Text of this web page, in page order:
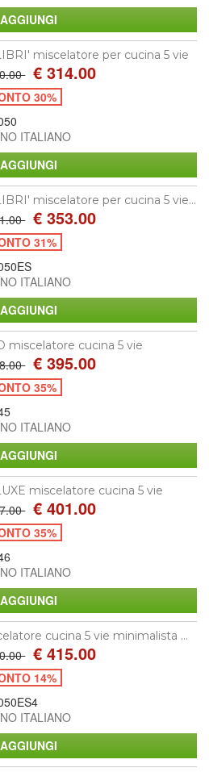
miscelatore per cucina 5 vie
€ 314.00
30%
ITALIANO
miscelatore per cucina 5 vie...
€ 353.00
31%
ITALIANO
miscelatore cucina 5 vie
€ 395.00
35%
ITALIANO
miscelatore cucina 5 vie
€ 401.00
35%
ITALIANO
cucina 5 vie minimalista ...
€ 415.00
14%
ITALIANO